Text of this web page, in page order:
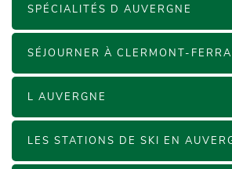
SPÉCIALITÉS D AUVERGNE
SÉJOURNER À CLERMONT-
L AUVERGNE
LES STATIONS DE SKI EN